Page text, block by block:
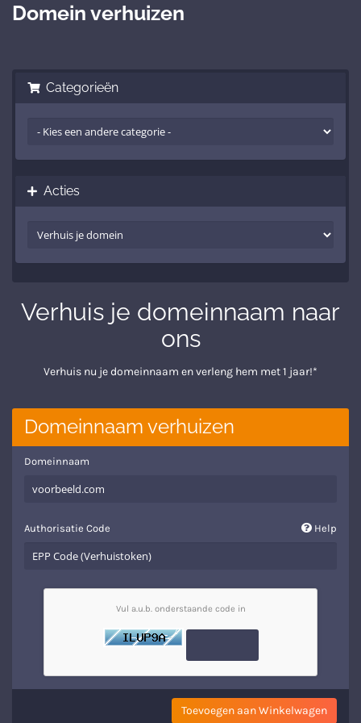
Domein verhuizen
Categorieën
Acties
Verhuis je domeinnaam naar
ons
Verhuis nu je domeinnaam en verleng hem met 1 jaar!*
Domeinnaam verhuizen
Domeinnaam
Authorisatie Code Help
Vul a.u.b. onderstaande code in
Toevoegen aan Winkelwagen